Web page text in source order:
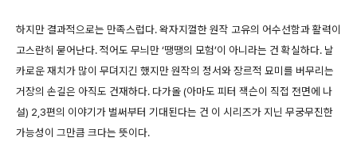
하지만 결과적으로는 만족스럽다. 왁자지껄한 원작 고유의 어수선함과 활력이
고스란히 묻어난다. 적어도 무늬만 ‘땡땡의 모험’이 아니라는 건 확실하다. 날
카로운 재치가 많이 무뎌지긴 했지만 원작의 정서와 장르적 묘미를 버무리는
거장의 손길은 아직도 건재하다. 다가올 (아마도 피터 잭슨이 직접 전면에 나
설) 2,3편의 이야기가 벌써부터 기대된다는 건 이 시리즈가 지닌 무궁무진한
가능성이 그만큼 크다는 뜻이다.